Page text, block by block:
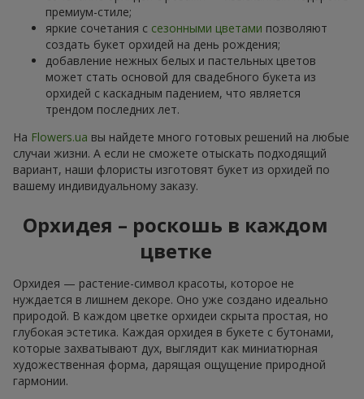
премиум-стиле;
яркие сочетания с сезонными цветами позволяют
создать букет орхидей на день рождения;
добавление нежных белых и пастельных цветов
может стать основой для свадебного букета из
орхидей с каскадным падением, что является
трендом последних лет.
На Flowers.ua вы найдете много готовых решений на любые
случаи жизни. А если не сможете отыскать подходящий
вариант, наши флористы изготовят букет из орхидей по
вашему индивидуальному заказу.
Орхидея – роскошь в каждом
цветке
Орхидея — растение-символ красоты, которое не
нуждается в лишнем декоре. Оно уже создано идеально
природой. В каждом цветке орхидеи скрыта простая, но
глубокая эстетика. Каждая орхидея в букете с бутонами,
которые захватывают дух, выглядит как миниатюрная
художественная форма, дарящая ощущение природной
гармонии.